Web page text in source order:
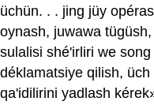
üchün. . . jing jüy
oynash, juwawa
sulalisi shé'irliri we
déklamatsiye qilish,
qa'idilirini yadlash